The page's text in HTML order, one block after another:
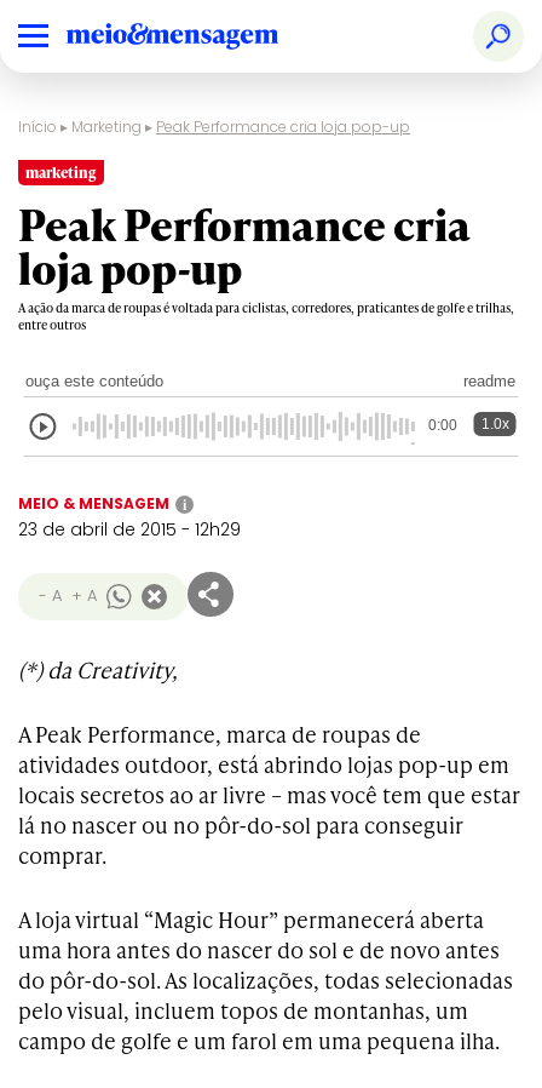
Início ▸ Marketing ▸ Peak Performance cria loja pop-up
marketing
Peak Performance cria
loja pop-up
A ação da marca de roupas é voltada para ciclistas, corredores, praticantes de golfe e trilhas,
entre outros
ouça este conteúdo readme
0:00 1.0x
MEIO & MENSAGEM i
23 de abril de 2015 - 12h29
- A + A
(*) da Creativity,
A Peak Performance, marca de roupas de
atividades outdoor, está abrindo lojas pop-up em
locais secretos ao ar livre – mas você tem que estar
lá no nascer ou no pôr-do-sol para conseguir
comprar.
A loja virtual “Magic Hour” permanecerá aberta
uma hora antes do nascer do sol e de novo antes
do pôr-do-sol. As localizações, todas selecionadas
pelo visual, incluem topos de montanhas, um
campo de golfe e um farol em uma pequena ilha.